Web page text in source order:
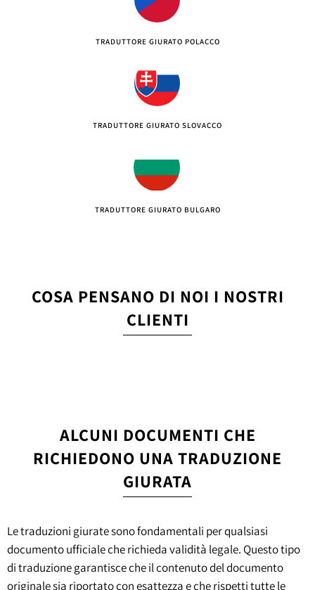
TRADUTTORE GIURATO POLACCO
TRADUTTORE GIURATO SLOVACCO
TRADUTTORE GIURATO BULGARO
COSA PENSANO DI NOI I NOSTRI
CLIENTI
ALCUNI DOCUMENTI CHE
RICHIEDONO UNA TRADUZIONE
GIURATA
Le traduzioni giurate sono fondamentali per qualsiasi
documento ufficiale che richieda validità legale. Questo tipo
di traduzione garantisce che il contenuto del documento
originale sia riportato con esattezza e che rispetti tutte le